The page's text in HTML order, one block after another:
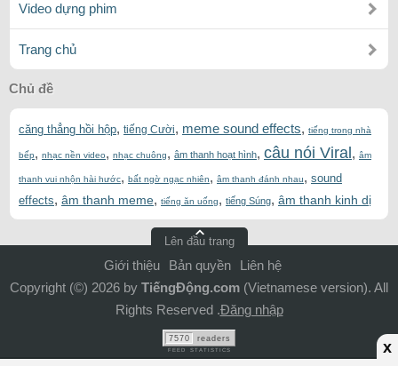
Video dựng phim
Trang chủ
Chủ đề
căng thẳng hồi hộp, tiếng Cười, meme sound effects, tiếng trong nhà
bếp, nhạc nền video, nhạc chuông, âm thanh hoạt hình, câu nói Viral , âm
thanh vui nhộn hài hước, bất ngờ ngạc nhiên, âm thanh đánh nhau, sound
effects, âm thanh meme, tiếng ăn uống, tiếng Súng, âm thanh kinh dị
Lên đầu trang
Giới thiệu Bản quyền
Liên hệ
Copyright (©) 2026 by TiếngĐộng.com (Vietnamese version). All
Rights Reserved .Đăng nhập
7570 readers
FEED STATISTICS x